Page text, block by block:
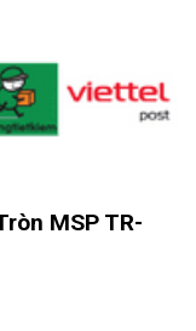
MSP TR-